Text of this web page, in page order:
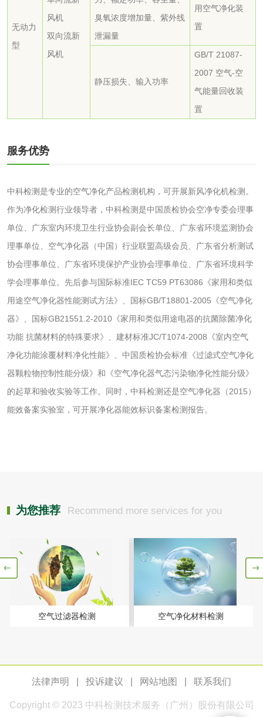
无动力
型
风机
双向流新
风机
臭氧浓度增加量、紫外线
泄漏量
用空气净化装
置
静压损失、输入功率
GB/T 21087-
2007 空气-空
气能量回收装
置
服务优势
中科检测是专业的空气净化产品检测机构，可开展新风净化机检测。
作为净化检测行业领导者，中科检测是中国质检协会空净专委会理事
单位、广东室内环境卫生行业协会副会长单位、广东省环境监测协会
理事单位、空气净化器（中国）行业联盟高级会员、广东省分析测试
协会理事单位、广东省环境保护产业协会理事单位、广东省环境科学
学会理事单位。先后参与国际标准IEC TC59 PT63086《家用和类似
用途空气净化器性能测试方法》、国标GB/T18801-2005《空气净化
器》、国标GB21551.2-2010《家用和类似用途电器的抗菌除菌净化
功能 抗菌材料的特殊要求》、建材标准JC/T1074-2008《室内空气
净化功能涂覆材料净化性能》、中国质检协会标准《过滤式空气净化
器颗粒物控制性能分级》和《空气净化器气态污染物净化性能分级》
的起草和验收实验等工作。同时，中科检测还是空气净化器（2015）
能效备案实验室，可开展净化器能效标识备案检测报告。
为您推荐 Recommend more services for you
空气过滤器检测 空气净化材料检测
法律声明 投诉建议 网站地图 联系我们
Copyright © 2023 中科检测 技术服务（广州）股份有限公司
微生物肥料检测
微生物菌剂检测
钾肥检测
乳酸钠检测 消泡剂检测
化工助剂检测 涂料助剂检测
化工原料检测 化学品检测
油墨检测 凹版油墨和柔印油
陶瓷颜料检测
油墨成分分析
生物柴油检测 生物质燃料检测
防冻液检测 润滑油运动粘度检
测